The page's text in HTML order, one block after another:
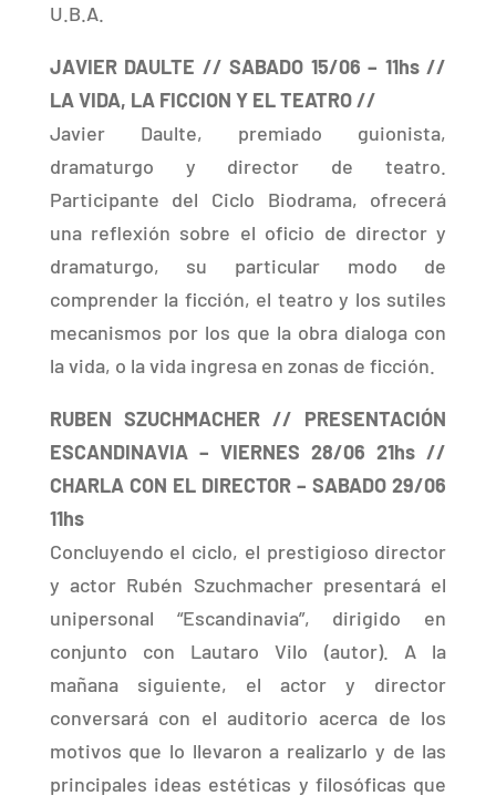
U.B.A.
JAVIER DAULTE // SABADO 15/06 – 11hs //
LA VIDA, LA FICCION Y EL TEATRO //
Javier Daulte, premiado guionista,
dramaturgo y director de teatro.
Participante del Ciclo Biodrama, ofrecerá
una reflexión sobre el oficio de director y
dramaturgo, su particular modo de
comprender la ficción, el teatro y los sutiles
mecanismos por los que la obra dialoga con
la vida, o la vida ingresa en zonas de ficción.
RUBEN SZUCHMACHER // PRESENTACIÓN
ESCANDINAVIA – VIERNES 28/06 21hs //
CHARLA CON EL DIRECTOR – SABADO 29/06
11hs
Concluyendo el ciclo, el prestigioso director
y actor Rubén Szuchmacher presentará el
unipersonal “Escandinavia”, dirigido en
conjunto con Lautaro Vilo (autor). A la
mañana siguiente, el actor y director
conversará con el auditorio acerca de los
motivos que lo llevaron a realizarlo y de las
principales ideas estéticas y filosóficas que